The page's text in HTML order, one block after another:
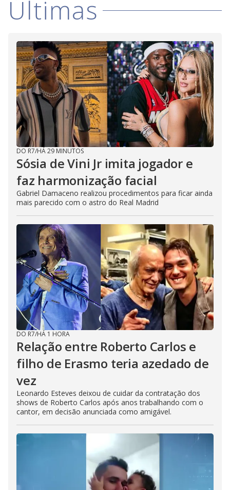
Últimas
DO R7/HÁ 29 MINUTOS
Sósia de Vini Jr imita jogador e
faz harmonização facial
Gabriel Damaceno realizou procedimentos para ficar ainda
mais parecido com o astro do Real Madrid
DO R7/HÁ 1 HORA
Relação entre Roberto Carlos e
filho de Erasmo teria azedado de
vez
Leonardo Esteves deixou de cuidar da contratação dos
shows de Roberto Carlos após anos trabalhando com o
cantor, em decisão anunciada como amigável.